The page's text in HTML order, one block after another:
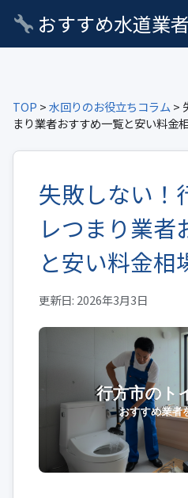
おすすめ水道業
TOP >水回りのお役立ちコラム >
まり業者おすすめ一覧と安い料金
失敗しない！
レつまり業者
と安い料金相
更新日: 2026年3月3日